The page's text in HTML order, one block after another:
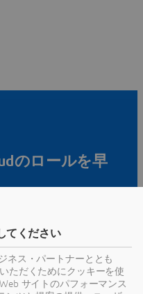
のロールを早
ス・ライブラリは、
eラーニング・オプ
間のインタラクティ
ィープ・ダイブを利
てください
ネス・パートナーととも
ただくためにクッキーを使
サイトのパフォーマンス